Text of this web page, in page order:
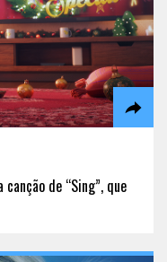
de “Sing”, que